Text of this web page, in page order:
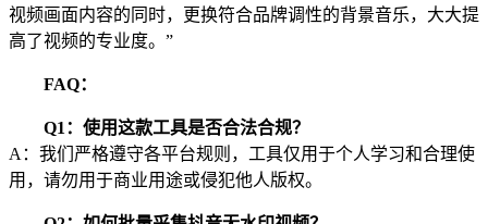
视频画面内容的同时，更换符合品牌调性的背景音乐，大大提
高了视频的专业度。”
FAQ：
Q1：使用这款工具是否合法合规？
A：我们严格遵守各平台规则，工具仅用于个人学习和合理使
用，请勿用于商业用途或侵犯他人版权。